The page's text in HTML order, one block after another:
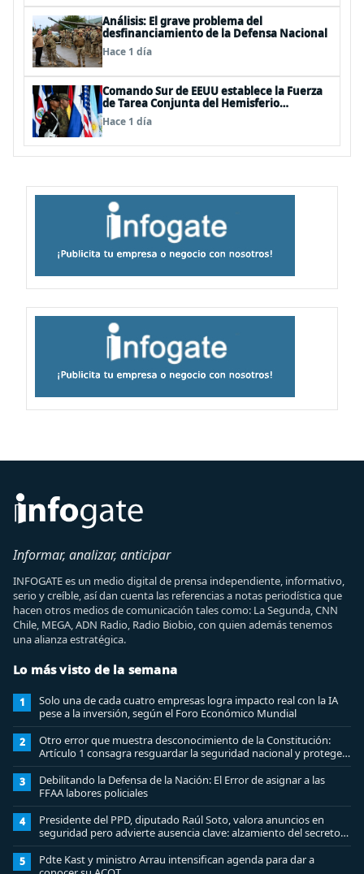
Análisis: El grave problema del
desfinanciamiento de la Defensa Nacional
Hace 1 día
Comando Sur de EEUU establece la Fuerza
de Tarea Conjunta del Hemisferio
Occidental: Incluye a Chile
Hace 1 día
Informar, analizar, anticipar
INFOGATE es un medio digital de prensa independiente, informativo,
serio y creíble, así dan cuenta las referencias a notas periodística que
hacen otros medios de comunicación tales como: La Segunda, CNN
Chile, MEGA, ADN Radio, Radio Biobio, con quien además tenemos
una alianza estratégica.
Lo más visto de la semana
1
Solo una de cada cuatro empresas logra impacto real con la IA
pese a la inversión, según el Foro Económico Mundial
2
Otro error que muestra desconocimiento de la Constitución:
Artículo 1 consagra resguardar la seguridad nacional y proteger
a los ciudadanos
3
Debilitando la Defensa de la Nación: El Error de asignar a las
FFAA labores policiales
4
Presidente del PPD, diputado Raúl Soto, valora anuncios en
seguridad pero advierte ausencia clave: alzamiento del secreto
bancario
5
Pdte Kast y ministro Arrau intensifican agenda para dar a